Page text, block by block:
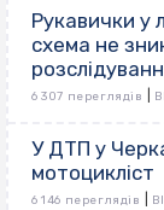
Рукавички у
схема не
6 307 переглядів
У ДТП у
мотоцикліст
6 146 переглядів